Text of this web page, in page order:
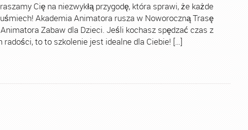
Cię na niezwykłą przygodę, która sprawi, że każde
Akademia Animatora rusza w Noworoczną Trasę
Zabaw dla Dzieci. Jeśli kochasz spędzać czas z
to to szkolenie jest idealne dla Ciebie! […]